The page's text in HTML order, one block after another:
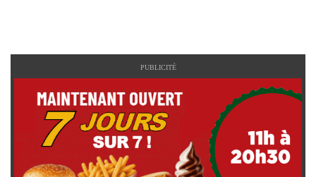
PUBLICITÉ